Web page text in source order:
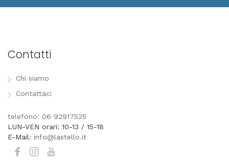
Contatti
Chi siamo
Contattaci
telefono: 06 92917525
LUN-VEN orari: 10-13 / 15-18
E-Mail: info@lastello.it